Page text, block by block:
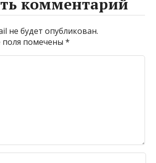
комментарий
не будет опубликован.
поля помечены*